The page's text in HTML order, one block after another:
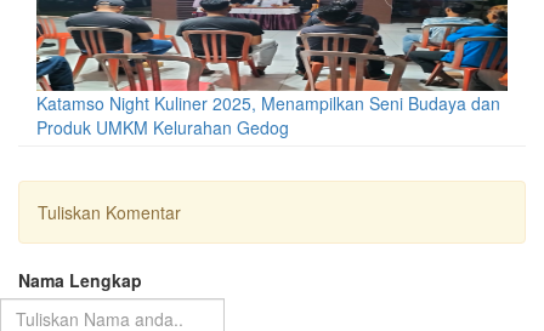
Katamso Night Kuliner 2025, Menampilkan Seni Budaya dan
Produk UMKM Kelurahan Gedog
Tuliskan Komentar
Nama Lengkap